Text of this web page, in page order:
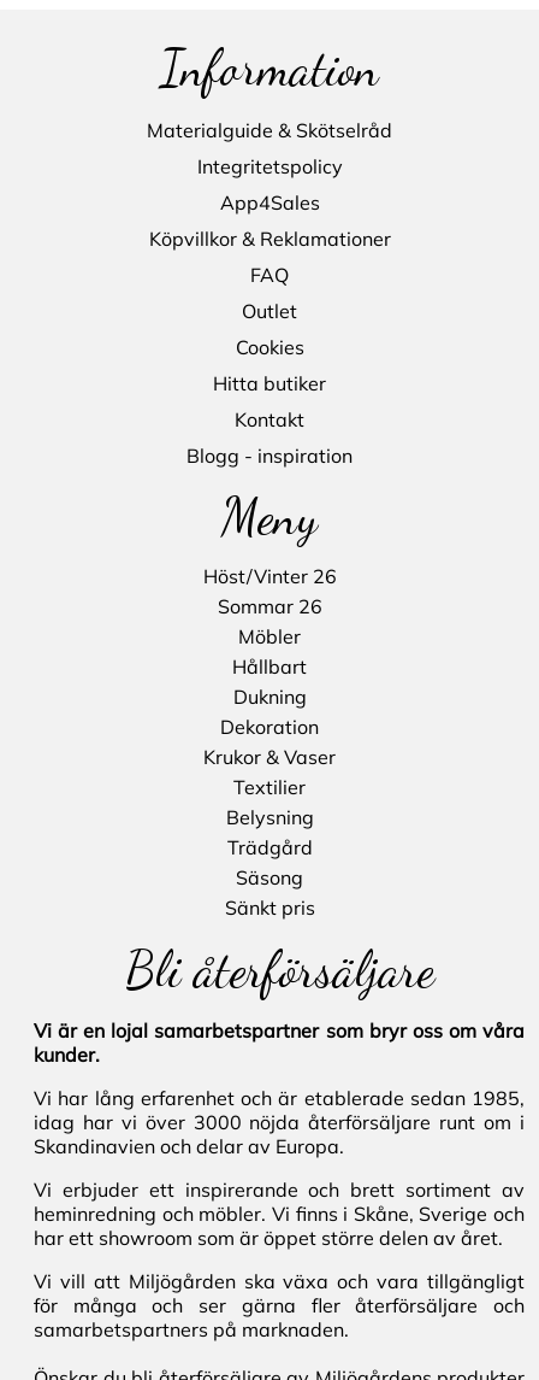
Information
Materialguide & Skötselråd
Integritetspolicy
App4Sales
Köpvillkor & Reklamationer
FAQ
Outlet
Cookies
Hitta butiker
Kontakt
Blogg - inspiration
Meny
Höst/Vinter 26
Sommar 26
Möbler
Hållbart
Dukning
Dekoration
Krukor & Vaser
Textilier
Belysning
Trädgård
Säsong
Sänkt pris
Bli återförsäljare
Vi är en lojal samarbetspartner som bryr oss om våra
kunder.
Vi har lång erfarenhet och är etablerade sedan 1985,
idag har vi över 3000 nöjda återförsäljare runt om i
Skandinavien och delar av Europa.
Vi erbjuder ett inspirerande och brett sortiment av
heminredning och möbler. Vi finns i Skåne, Sverige och
har ett showroom som är öppet större delen av året.
Vi vill att Miljögården ska växa och vara tillgängligt
för många och ser gärna fler återförsäljare och
samarbetspartners på marknaden.